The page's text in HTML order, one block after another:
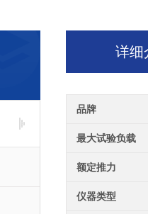
详细
品牌
最大试验负载
额定推力
仪器类型